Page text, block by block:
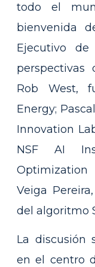
todo el
bienvenida
Ejecutivo
perspectivas
Rob West,
Energy;
Innovation
NSF AI
Veiga
del algoritmo
La discusión
en el centro